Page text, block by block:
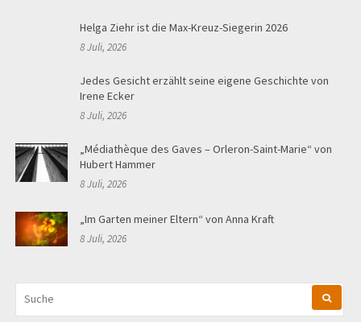
Helga Ziehr ist die Max-Kreuz-Siegerin 2026
8 Juli, 2026
Jedes Gesicht erzählt seine eigene Geschichte von
Irene Ecker
8 Juli, 2026
„Médiathèque des Gaves – Orleron-Saint-Marie“ von
Hubert Hammer
8 Juli, 2026
„Im Garten meiner Eltern“ von Anna Kraft
8 Juli, 2026
NACH: